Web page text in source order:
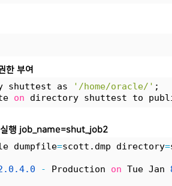
한 부여
shuttest as '/home/oracle/' ;
on directory shuttest to
행 job_name=shut_job2
dumpfile=scott.dmp directory=
0.4. 0 - Production on Tue Jan